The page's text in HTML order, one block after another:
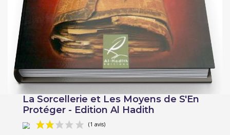
La Sorcellerie et Les Moyens de S'En
Protéger - Edition Al Hadith